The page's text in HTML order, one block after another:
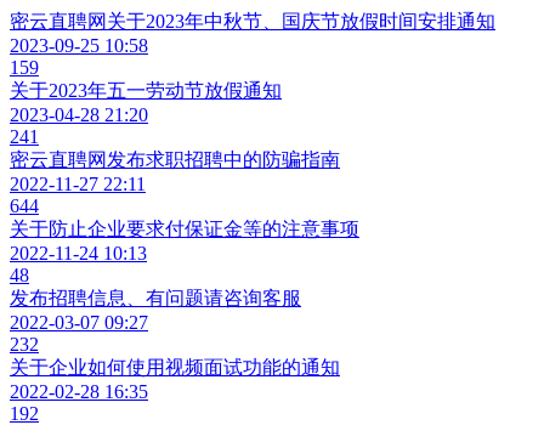
密云直聘网关于2023年中秋节、国庆节放假时间安排通知
2023-09-25 10:58
159
关于2023年五一劳动节放假通知
2023-04-28 21:20
241
密云直聘网发布求职招聘中的防骗指南
2022-11-27 22:11
644
关于防止企业要求付保证金等的注意事项
2022-11-24 10:13
48
发布招聘信息、有问题请咨询客服
2022-03-07 09:27
232
关于企业如何使用视频面试功能的通知
2022-02-28 16:35
192